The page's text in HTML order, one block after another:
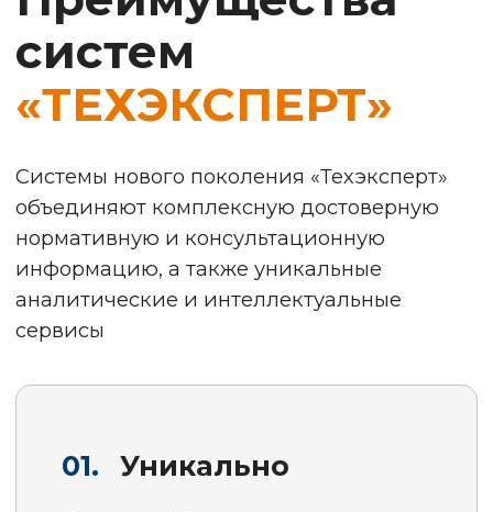
при поддержке наших партнёров,
среди которых ведущие
российские и международные
организации, государственные
органы, крупнейшие вузы.
Эталонно
Системы «Техэксперт» — образец
и пример на рынке справочных
05.